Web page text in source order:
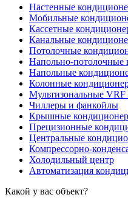
Настенные
Мобильные
Кассетные
Канальные
Потолочные
Напольно-потолочные
Напольные
Колонные
Мультизональные
Чиллеры и фанкойлы
Крышные
Прецизионные
Центральные
Компрессорно-
Холодильный центр
Автоматизация
Какой у вас объект?